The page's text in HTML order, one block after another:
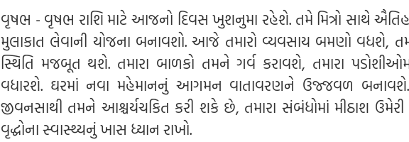
વૃષભ - વૃષભ રાશિ માટે આજનો દિવસ ખુશનુમા રહેશે. તમે મિત્રો સાથે
મુલાકાત લેવાની યોજના બનાવશો. આજે તમારો વ્યવસાય બમણો વધશે,
સ્થિતિ મજબૂત થશે. તમારા બાળકો તમને ગર્વ કરાવશે, તમારા
વધારશે. ઘરમાં નવા મહેમાનનું આગમન વાતાવરણને ઉજ્જવળ
જીવનસાથી તમને આશ્ચર્યચકિત કરી શકે છે, તમારા સંબંધોમાં મીઠાશ
વૃદ્ધોના સ્વાસ્થ્યનું ખાસ ધ્યાન રાખો.